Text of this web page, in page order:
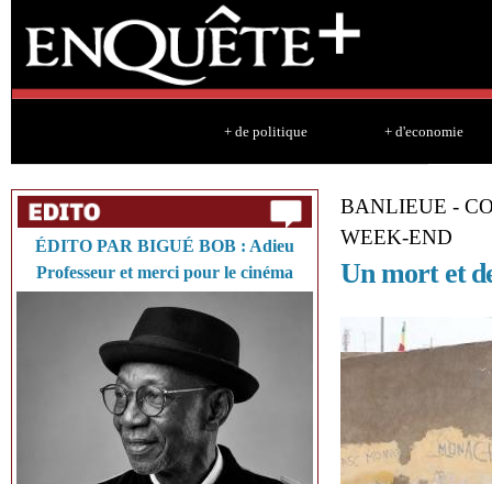
+ de politique + d'economie
ÉDITO PAR BIGUÉ BOB : Adieu
Professeur et merci pour le cinéma
BANLIEUE -
WEEK-END
Un mort et